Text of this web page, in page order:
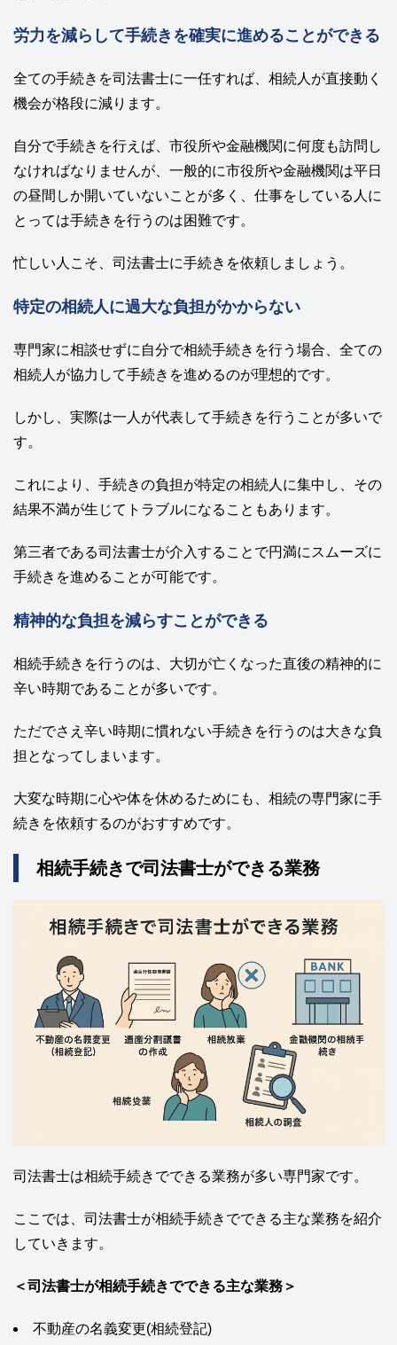
労力を減らして手続きを確実に進めることができる
全ての手続きを司法書士に一任すれば、相続人が直接動く
機会が格段に減ります。
自分で手続きを行えば、市役所や金融機関に何度も訪問し
なければなりませんが、一般的に市役所や金融機関は平日
の昼間しか開いていないことが多く、仕事をしている人に
とっては手続きを行うのは困難です。
忙しい人こそ、司法書士に手続きを依頼しましょう。
特定の相続人に過大な負担がかからない
専門家に相談せずに自分で相続手続きを行う場合、全ての
相続人が協力して手続きを進めるのが理想的です。
しかし、実際は一人が代表して手続きを行うことが多いで
す。
これにより、手続きの負担が特定の相続人に集中し、その
結果不満が生じてトラブルになることもあります。
第三者である司法書士が介入することで円満にスムーズに
手続きを進めることが可能です。
精神的な負担を減らすことができる
相続手続きを行うのは、大切が亡くなった直後の精神的に
辛い時期であることが多いです。
ただでさえ辛い時期に慣れない手続きを行うのは大きな負
担となってしまいます。
大変な時期に心や体を休めるためにも、相続の専門家に手
続きを依頼するのがおすすめです。
相続手続きで司法書士ができる業務
司法書士は相続手続きでできる業務が多い専門家です。
ここでは、司法書士が相続手続きでできる主な業務を紹介
していきます。
＜司法書士が相続手続きでできる主な業務＞
不動産の名義変更(相続登記)